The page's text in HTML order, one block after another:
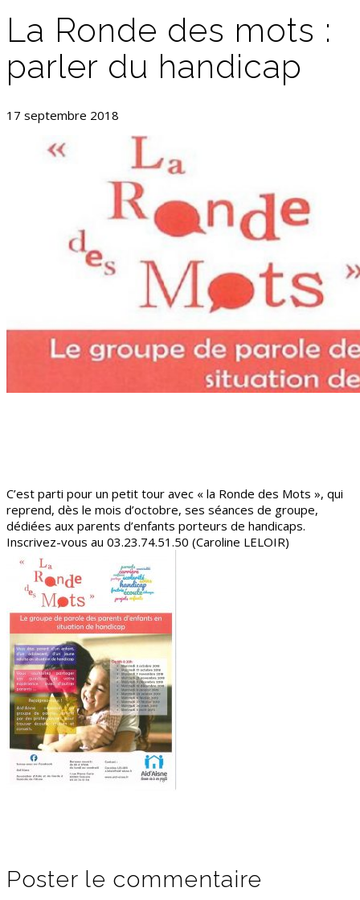
La Ronde des mots :
parler du handicap
17 septembre 2018
C’est parti pour un petit tour avec « la Ronde des Mots », qui
reprend, dès le mois d’octobre, ses séances de groupe,
dédiées aux parents d’enfants porteurs de handicaps.
Inscrivez-vous au 03.23.74.51.50 (Caroline LELOIR)
Poster le commentaire